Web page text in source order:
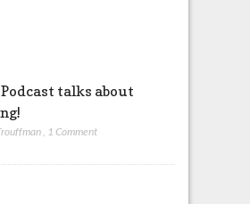
talks about
1 Comment